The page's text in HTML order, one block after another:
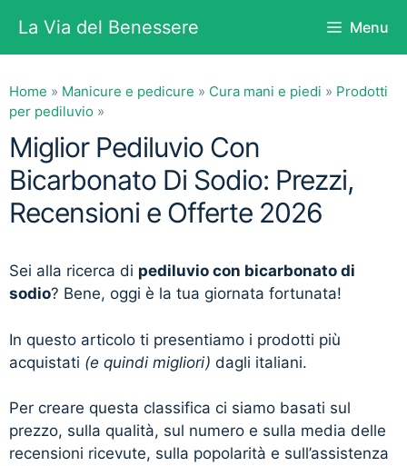
contenuto
La Via del Benessere Menu
Home » Manicure e pedicure » Cura mani e piedi » Prodotti
per pediluvio »
Miglior Pediluvio Con
Bicarbonato Di Sodio: Prezzi,
Recensioni e Offerte 2026
Sei alla ricerca di pediluvio con bicarbonato di
sodio? Bene, oggi è la tua giornata fortunata!
In questo articolo ti presentiamo i prodotti più
acquistati (e quindi migliori) dagli italiani.
Per creare questa classifica ci siamo basati sul
prezzo, sulla qualità, sul numero e sulla media delle
recensioni ricevute, sulla popolarità e sull’assistenza